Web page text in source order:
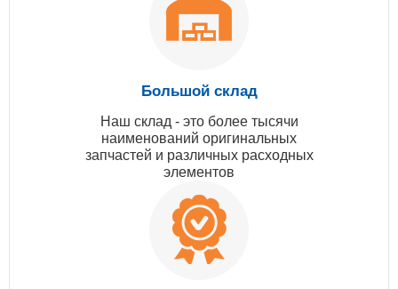
Большой склад
Наш склад - это более тысячи
наименований оригинальных
запчастей и различных расходных
элементов